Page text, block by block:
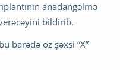
anadangəlmə
bildirib.
barədə öz şəxsi “X”